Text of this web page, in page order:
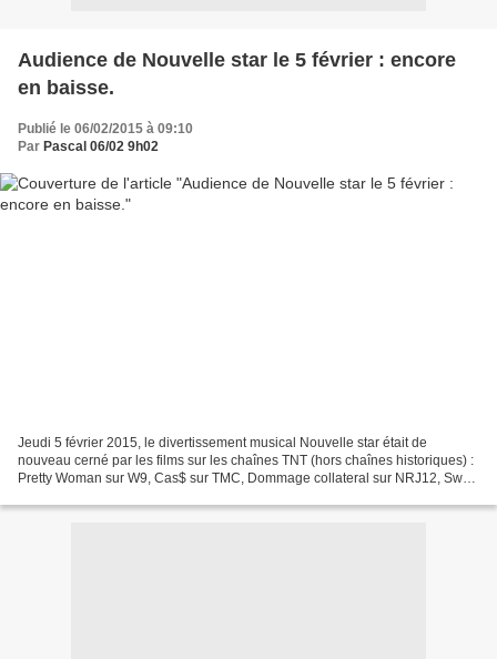
Audience de Nouvelle star le 5 février : encore
en baisse.
Publié le 06/02/2015 à 09:10
Par Pascal 06/02 9h02
Jeudi 5 février 2015, le divertissement musical Nouvelle star était de
nouveau cerné par les films sur les chaînes TNT (hors chaînes historiques) :
Pretty Woman sur W9, Cas$ sur TMC, Dommage collateral sur NRJ12, Swat,